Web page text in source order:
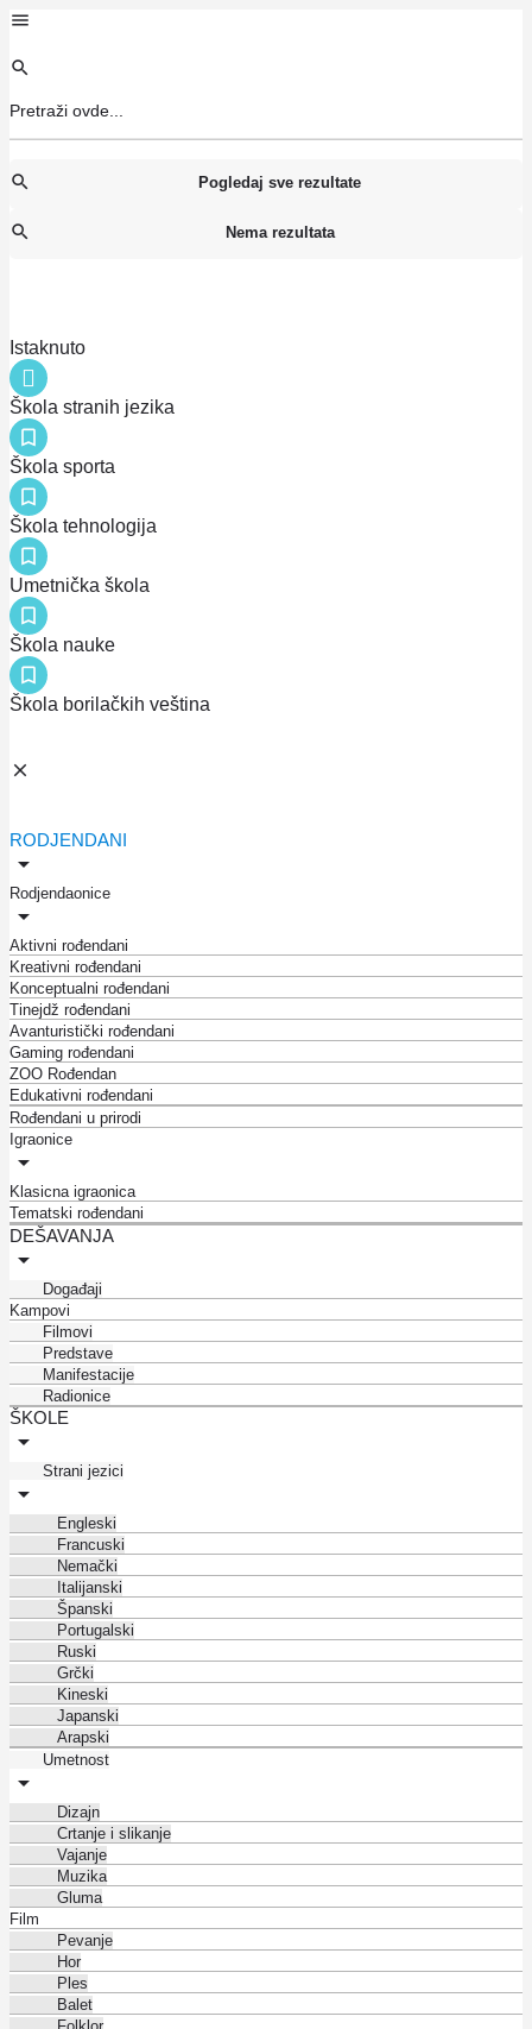
Pogledaj sve rezultate
Nema rezultata
Istaknuto
Škola stranih jezika
Škola sporta
Škola tehnologija
Umetnička škola
Škola nauke
Škola borilačkih veština
RODJENDANI
Rodjendaonice
Aktivni rođendani
Kreativni rođendani
Konceptualni rođendani
Tinejdž rođendani
Avanturistički rođendani
Gaming rođendani
ZOO Rođendan
Edukativni rođendani
Rođendani u prirodi
Igraonice
Klasicna igraonica
Tematski rođendani
DEŠAVANJA
Događaji
Kampovi
Filmovi
Predstave
Manifestacije
Radionice
ŠKOLE
Strani jezici
Engleski
Francuski
Nemački
Italijanski
Španski
Portugalski
Ruski
Grčki
Kineski
Japanski
Arapski
Umetnost
Dizajn
Crtanje i slikanje
Vajanje
Muzika
Gluma
Film
Pevanje
Hor
Ples
Balet
Folklor